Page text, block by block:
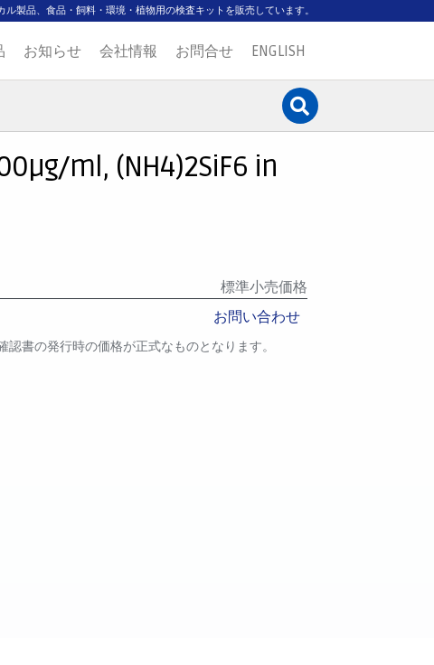
製品、食品・飼料・環境・植物用の検査キットを販売しています。
お知らせ 会社情報 お問合せ ENGLISH
ml, (NH4)2SiF6 in
標準小売価格
お問い合わせ
書の発行時の価格が正式なものとなります。